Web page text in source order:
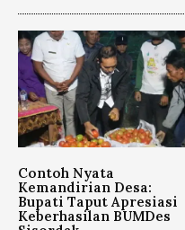
Contoh Nyata
Kemandirian Desa:
Bupati Taput Apresiasi
Keberhasilan BUMDes